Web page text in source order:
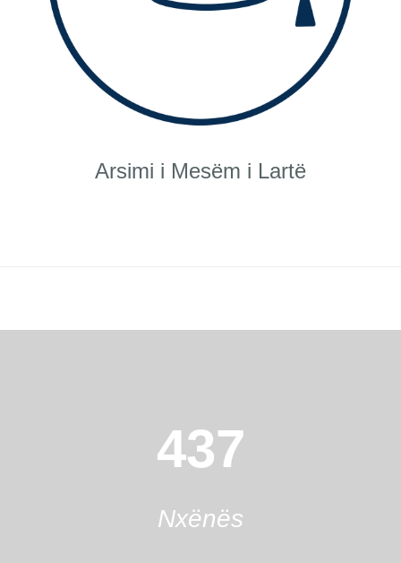
Arsimi i Mesëm i Lartë
437
Nxënës